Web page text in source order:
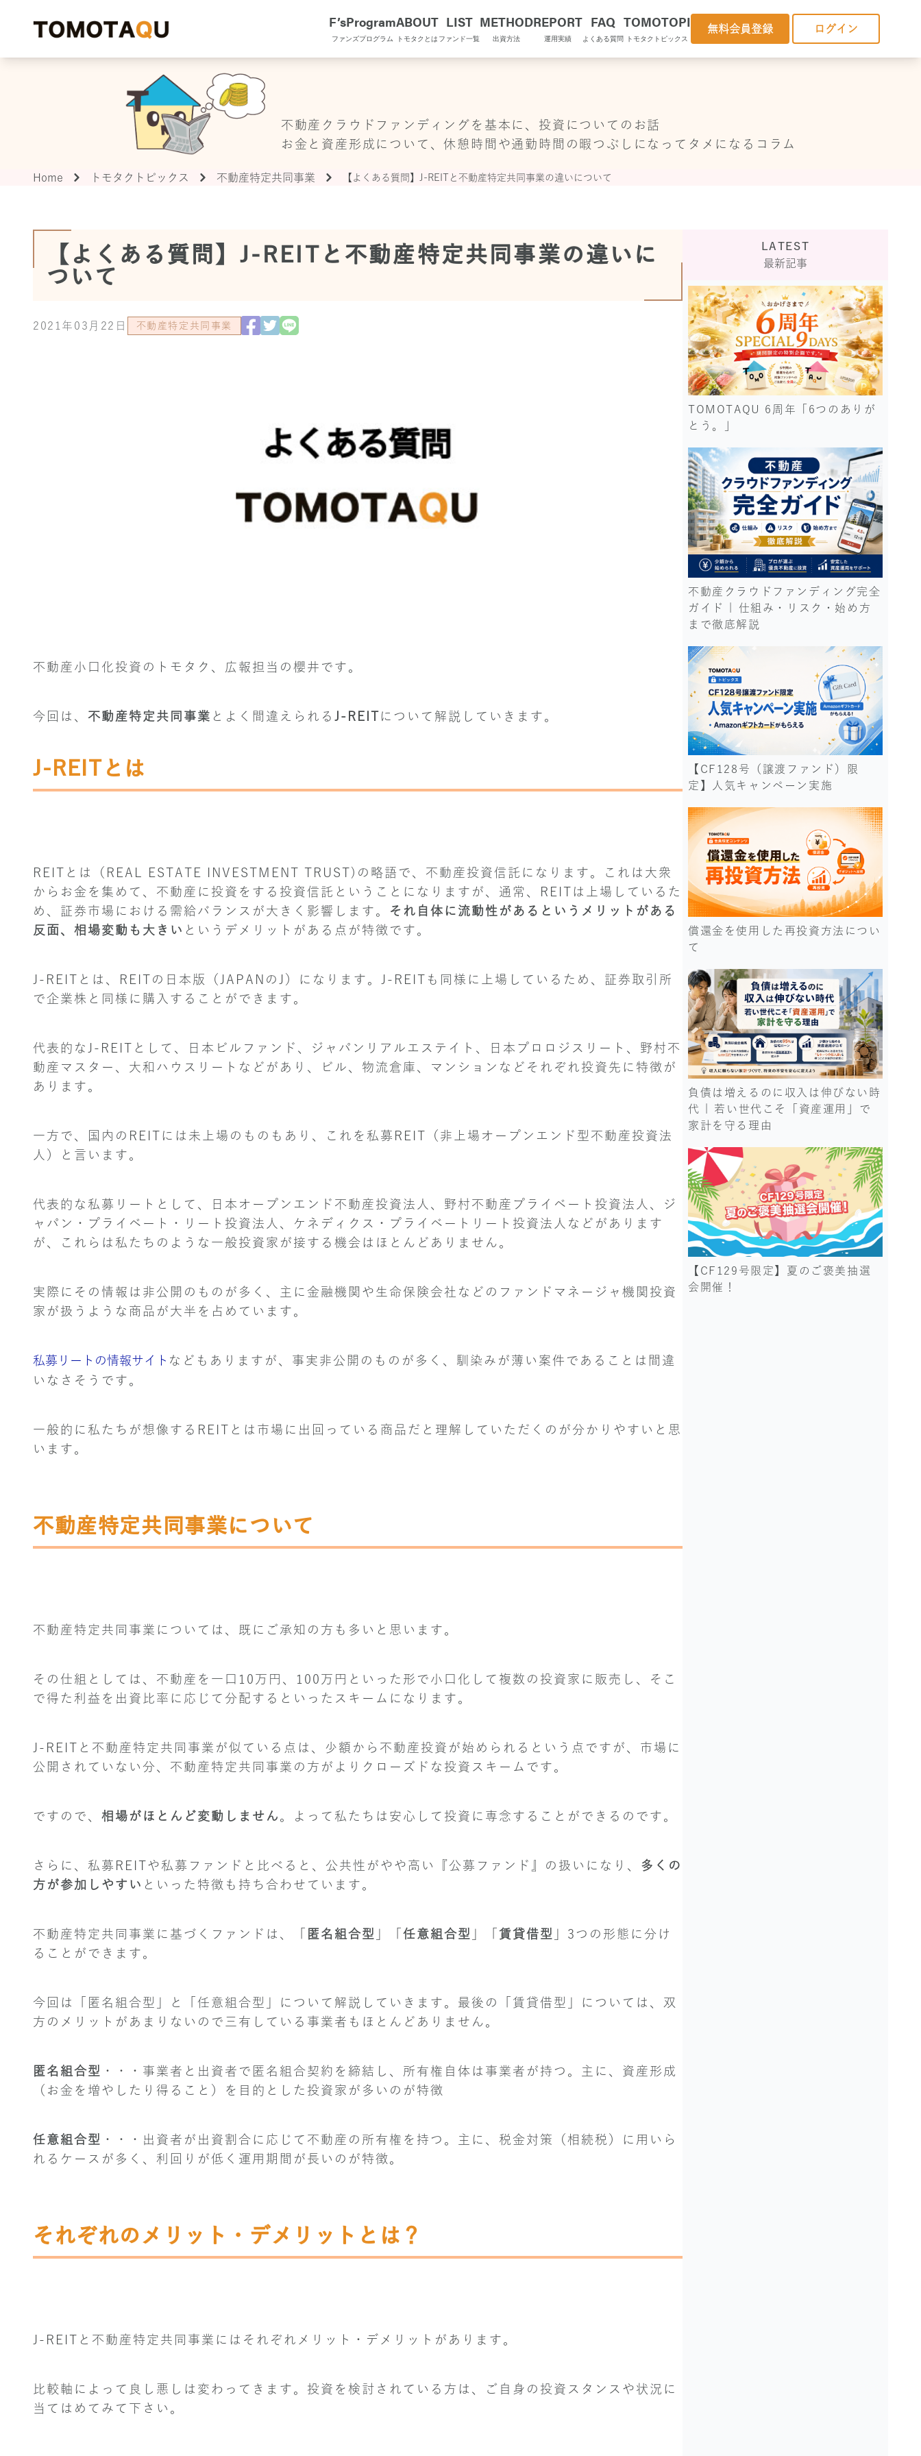
F’sProgram
ファンズプログラム
ABOUT
トモタクとは
LIST
ファンド一覧
METHOD
出資方法
REPORT
運用実績
FAQ
よくある質問
TOMOTOPI
トモタクトピックス
無料会員登録 ログイン
不動産クラウドファンディングを基本に、投資についてのお話
お金と資産形成について、休憩時間や通勤時間の暇つぶしになってタメになるコラム
Home トモタクトピックス 不動産特定共同事業 【よくある質問】J-REITと不動産特定共同事業の違いについて
【よくある質問】J-REITと不動産特定共同事業の違いに
ついて
2021年03月22日 不動産特定共同事業
不動産小口化投資のトモタク、広報担当の櫻井です。
今回は、 不動産特定共同事業 とよく間違えられる J-REIT について解説していきます。
J-REITとは
REITとは（REAL ESTATE INVESTMENT TRUST)の略語で、不動産投資信託になります。これは大衆
からお金を集めて、不動産に投資をする投資信託ということになりますが、通常、REITは上場しているた
め、証券市場における需給バランスが大きく影響します。
それ自体に流動性があるというメリットがある
反面、相場変動も大きい というデメリットがある点が特徴です。
J-REITとは、REITの日本版（JAPANのJ）になります。J-REITも同様に上場しているため、証券取引所
で企業株と同様に購入することができます。
代表的なJ-REITとして、日本ビルファンド、ジャパンリアルエステイト、日本プロロジスリート、野村不
動産マスター、大和ハウスリートなどがあり、ビル、物流倉庫、マンションなどそれぞれ投資先に特徴が
あります。
一方で、国内のREITには未上場のものもあり、これを私募REIT（非上場オープンエンド型不動産投資法
人）と言います。
代表的な私募リートとして、日本オープンエンド不動産投資法人、野村不動産プライベート投資法人、ジ
ャパン・プライベート・リート投資法人、ケネディクス・プライベートリート投資法人などがあります
が、これらは私たちのような一般投資家が接する機会はほとんどありません。
実際にその情報は非公開のものが多く、主に金融機関や生命保険会社などのファンドマネージャ機関投資
家が扱うような商品が大半を占めています。
私募リートの情報サイト などもありますが、事実非公開のものが多く、馴染みが薄い案件であることは間違
いなさそうです。
一般的に私たちが想像するREITとは市場に出回っている商品だと理解していただくのが分かりやすいと思
います。
不動産特定共同事業について
不動産特定共同事業については、既にご承知の方も多いと思います。
その仕組としては、不動産を一口10万円、100万円といった形で小口化して複数の投資家に販売し、そこ
で得た利益を出資比率に応じて分配するといったスキームになります。
J-REITと不動産特定共同事業が似ている点は、少額から不動産投資が始められるという点ですが、市場に
公開されていない分、不動産特定共同事業の方がよりクローズドな投資スキームです。
ですので、 相場がほとんど変動しません 。よって私たちは安心して投資に専念することができるのです。
さらに、私募REITや私募ファンドと比べると、公共性がやや高い『公募ファンド』の扱いになり、 多くの
方が参加しやすい といった特徴も持ち合わせています。
不動産特定共同事業に基づくファンドは、「 匿名組合型 任意組合型 賃貸借型
」3つの形態に分け
ることができます。
今回は「匿名組合型」と「任意組合型」について解説していきます。最後の「賃貸借型」については、双
方のメリットがあまりないので三有している事業者もほとんどありません。
匿名組合型 ・・・事業者と出資者で匿名組合契約を締結し、所有権自体は事業者が持つ。主に、資産形成
（お金を増やしたり得ること）を目的とした投資家が多いのが特徴
任意組合型 ・・・出資者が出資割合に応じて不動産の所有権を持つ。主に、税金対策（相続税）に用いら
れるケースが多く、利回りが低く運用期間が長いのが特徴。
それぞれのメリット・デメリットとは？
J-REITと不動産特定共同事業にはそれぞれメリット・デメリットがあります。
比較軸によって良し悪しは変わってきます。投資を検討されている方は、ご自身の投資スタンスや状況に
当てはめてみて下さい。
LATEST
最新記事
TOMOTAQU 6周年「6つのありが
とう。」
不動産クラウドファンディング完全
ガイド | 仕組み・リスク・始め方
まで徹底解説
【CF128号（譲渡ファンド）限
定】人気キャンペーン実施
償還金を使用した再投資方法につい
て
負債は増えるのに収入は伸びない時
代 | 若い世代こそ「資産運用」で
家計を守る理由
【CF129号限定】夏のご褒美抽選
会開催！